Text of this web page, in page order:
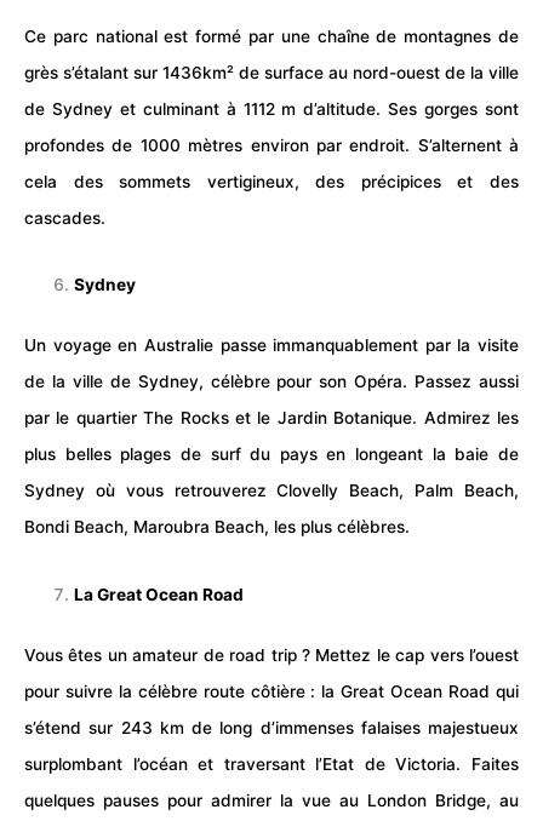
Ce parc national est formé par une chaîne de montagnes de
grès s’étalant sur 1436km² de surface au nord-ouest de la ville
de Sydney et culminant à 1112 m d’altitude. Ses gorges sont
profondes de 1000 mètres environ par endroit. S’alternent à
cela des sommets vertigineux, des précipices et des
cascades.
Sydney
Un voyage en Australie passe immanquablement par la visite
de la ville de Sydney, célèbre pour son Opéra. Passez aussi
par le quartier The Rocks et le Jardin Botanique. Admirez les
plus belles plages de surf du pays en longeant la baie de
Sydney où vous retrouverez Clovelly Beach, Palm Beach,
Bondi Beach, Maroubra Beach, les plus célèbres.
La Great Ocean Road
Vous êtes un amateur de road trip ? Mettez le cap vers l’ouest
pour suivre la célèbre routecôtière : la Great Ocean Road qui
s’étend sur 243 km de long d’immenses falaises majestueux
surplombant l’océan et traversant l’Etat de Victoria. Faites
quelques pauses pour admirer la vue au London Bridge, au